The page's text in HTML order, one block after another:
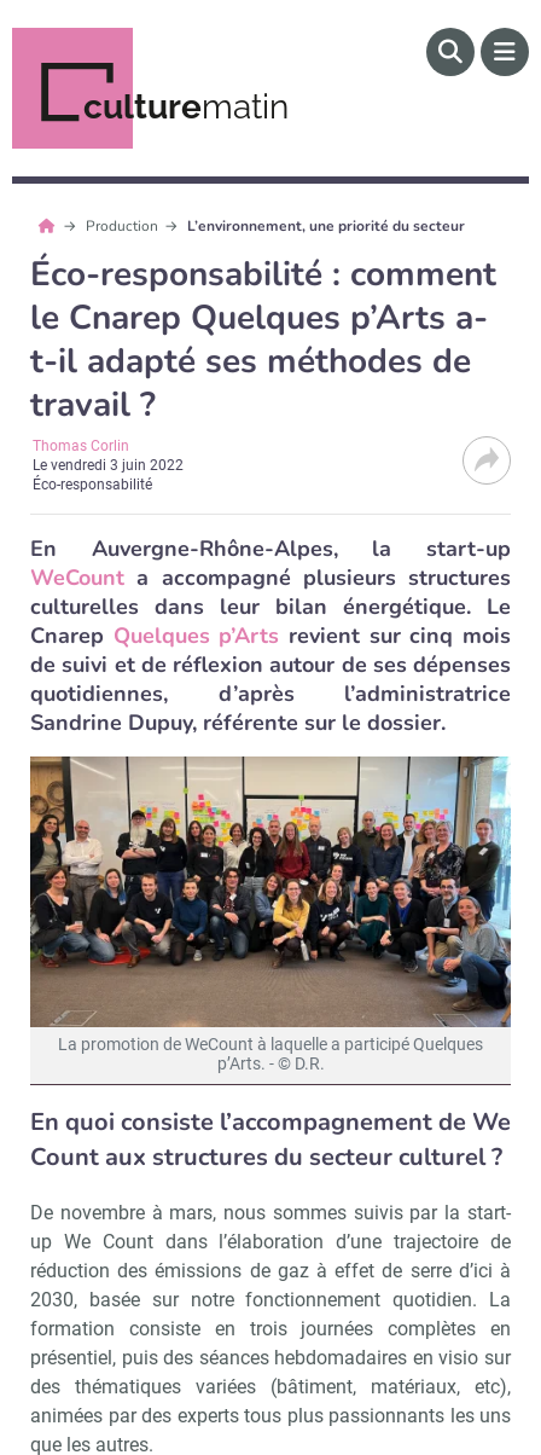
culturematin
Production L’environnement, une priorité du secteur
Éco-responsabilité : comment
le Cnarep Quelques p’Arts a-
t-il adapté ses méthodes de
travail ?
Thomas Corlin
Levendredi 3 juin 2022
Éco-responsabilité
En Auvergne-Rhône-Alpes, la start-up
WeCount a accompagné plusieurs structures
culturelles dans leur bilan énergétique. Le
Cnarep Quelques p’Arts revient sur cinq mois
de suivi et de réflexion autour de ses dépenses
quotidiennes, d’après l’administratrice
Sandrine Dupuy, référente sur le dossier.
La promotion de WeCount à laquelle a participé Quelques
p’Arts. - © D.R.
En quoi consiste l’accompagnement de We
Count aux structures du secteur culturel ?
De novembre à mars, nous sommes suivis par la start-
up We Count dans l’élaboration d’une trajectoire de
réduction des émissions de gaz à effet de serre d’ici à
2030, basée sur notre fonctionnement quotidien. La
formation consiste en trois journées complètes en
présentiel, puis des séances hebdomadaires en visio sur
des thématiques variées (bâtiment, matériaux, etc),
animées par des experts tous plus passionnants les uns
que les autres.